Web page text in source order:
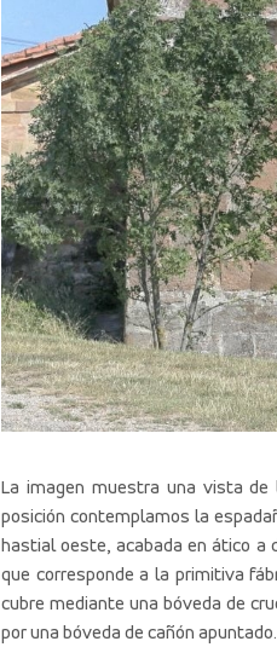
La imagen muestra una vista
posición contemplamos la
hastial oeste, acabada en ático a
que corresponde a la primitiva
cubre mediante una bóveda de
por una bóveda de cañón